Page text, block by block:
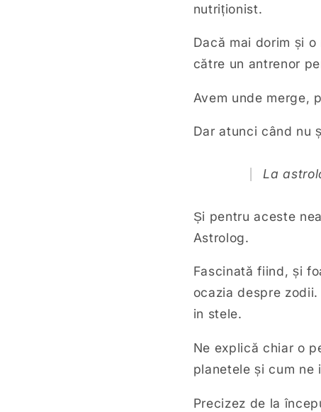
nutriționist.
Dacă mai dorim și
către un antrenor
Avem unde merge,
Dar atunci când nu
La
Și pentru aceste
Astrolog.
Fascinată fiind, și
ocazia despre
in stele.
Ne explică chiar o
planetele și cum ne
Precizez de la